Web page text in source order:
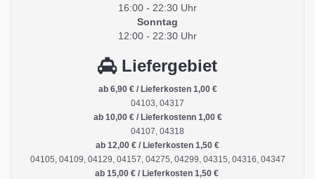
16:00 - 22:30 Uhr
Sonntag
12:00 - 22:30 Uhr
Liefergebiet
ab 6,90 € / Lieferkosten 1,00 €
04103, 04317
ab 10,00 € / Lieferkostenn 1,00 €
04107, 04318
ab 12,00 € / Lieferkosten 1,50 €
04105, 04109, 04129, 04157, 04275, 04299, 04315, 04316, 04347
ab 15,00 € / Lieferkosten 1,50 €